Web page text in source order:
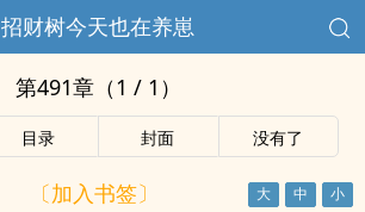
招财树今天也在养崽
第491章（1 / 1）
目录 封面 没有了
〔加入书签〕